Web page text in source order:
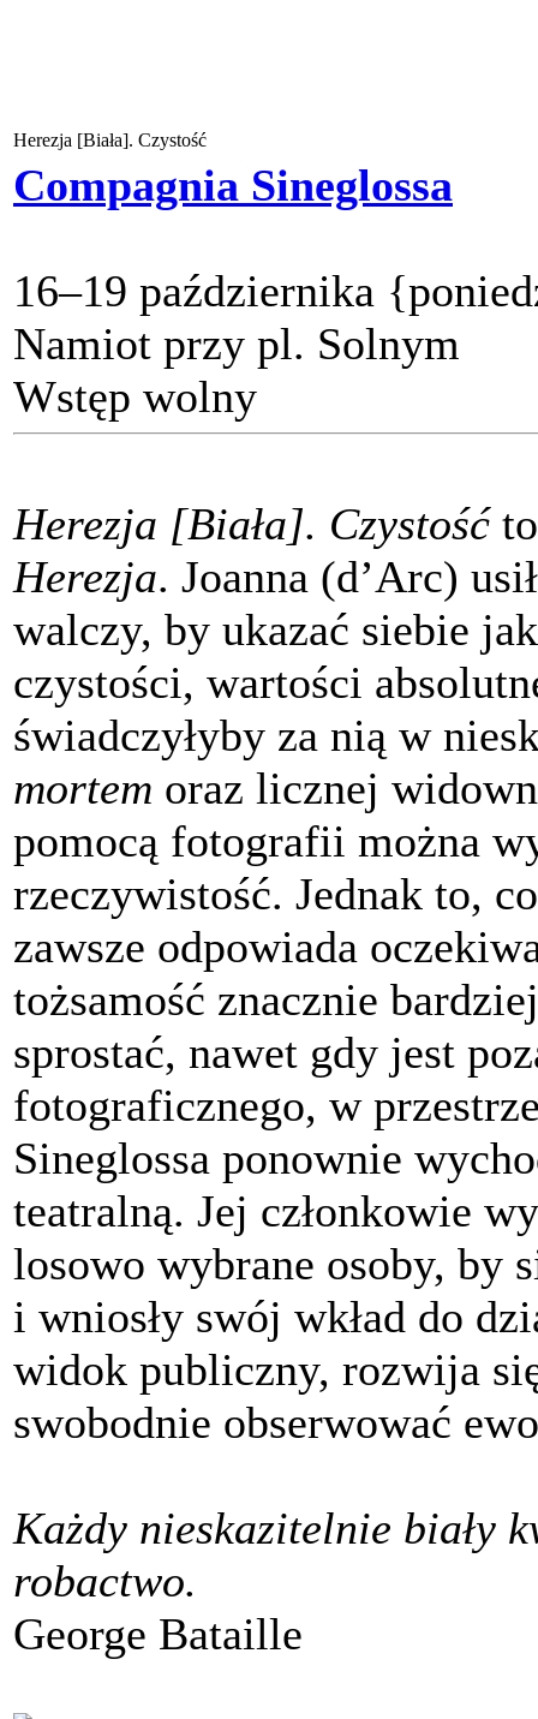
Herezja [Biała]. Czystość
Compagnia Sineglossa
16–19 października
Namiot przy pl. Solnym
Wstęp wolny
Herezja [Biała]. Czystośćto
Herezja. Joanna (d’Arc)
walczy, by ukazać siebie
czystości, wartości
świadczyłyby za nią w
mortem oraz licznej
pomocą fotografii można
rzeczywistość. Jednak to,
zawsze odpowiada
tożsamość znacznie
sprostać, nawet gdy jest
fotograficznego, w
Sineglossa ponownie
teatralną. Jej członkowie
losowo wybrane osoby, by
i wniosły swój wkład do
widok publiczny, rozwija
swobodnie obserwować
Każdy nieskazitelnie biały
robactwo.
George Bataille